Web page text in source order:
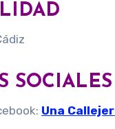
SOCIALES
Una